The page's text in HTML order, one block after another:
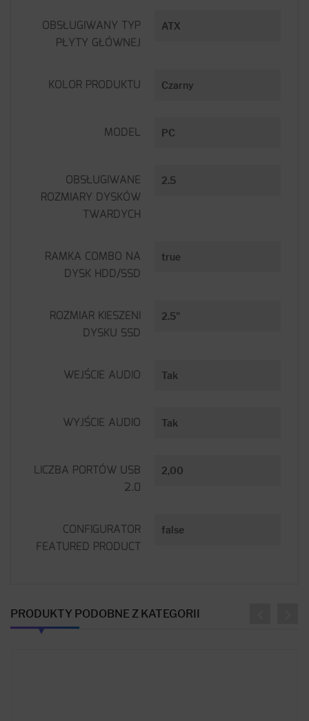
OBSŁUGIWANY TYP
PŁYTY GŁÓWNEJ
ATX
KOLOR PRODUKTU Czarny
MODEL PC
OBSŁUGIWANE
ROZMIARY DYSKÓW
TWARDYCH
2.5
RAMKA COMBO NA
DYSK HDD/SSD
true
ROZMIAR KIESZENI
DYSKU SSD
2.5"
WEJŚCIE AUDIO Tak
WYJŚCIE AUDIO Tak
LICZBA PORTÓW USB
2.0
2,00
CONFIGURATOR
FEATURED PRODUCT
false
PRODUKTY PODOBNE Z KATEGORII